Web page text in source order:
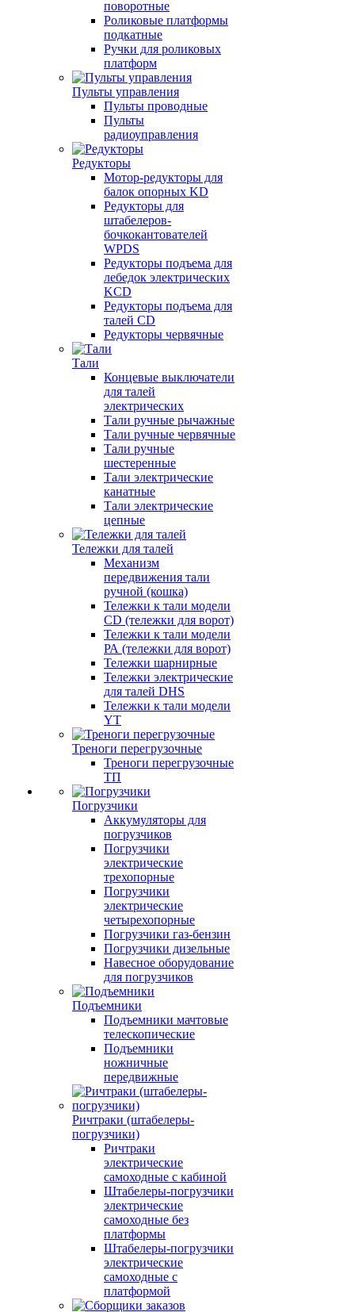
поворотные
Роликовые платформы
подкатные
Ручки для роликовых
платформ
Пульты управления
Пульты проводные
Пульты
радиоуправления
Редукторы
Мотор-редукторы для
балок опорных KD
Редукторы для
штабелеров-
бочкокантователей
WPDS
Редукторы подъема для
лебедок электрических
KCD
Редукторы подъема для
талей CD
Редукторы червячные
Тали
Концевые выключатели
для талей
электрических
Тали ручные рычажные
Тали ручные червячные
Тали ручные
шестеренные
Тали электрические
канатные
Тали электрические
цепные
Тележки для талей
Механизм
передвижения тали
ручной (кошка)
Тележки к тали модели
CD (тележки для ворот)
Тележки к тали модели
РА (тележки для ворот)
Тележки шарнирные
Тележки электрические
для талей DHS
Тележки к тали модели
YT
Треноги перегрузочные
Треноги перегрузочные
ТП
Погрузчики
Аккумуляторы для
погрузчиков
Погрузчики
электрические
трехопорные
Погрузчики
электрические
четырехопорные
Погрузчики газ-бензин
Погрузчики дизельные
Навесное оборудование
для погрузчиков
Подъемники
Подъемники мачтовые
телескопические
Подъемники
ножничные
передвижные
Ричтраки (штабелеры-
погрузчики)
Ричтраки
электрические
самоходные с кабиной
Штабелеры-погрузчики
электрические
самоходные без
платформы
Штабелеры-погрузчики
электрические
самоходные с
платформой